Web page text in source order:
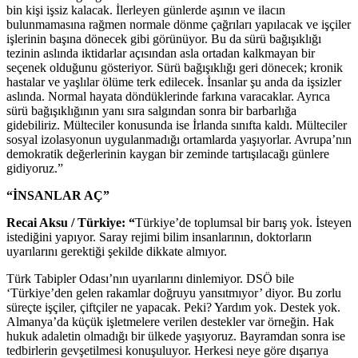
bin kişi işsiz kalacak. İlerleyen günlerde aşının ve ilacın
bulunmamasına rağmen normale dönme çağrıları yapılacak ve işçiler
işlerinin başına dönecek gibi görünüyor. Bu da sürü bağışıklığı
tezinin aslında iktidarlar açısından asla ortadan kalkmayan bir
seçenek olduğunu gösteriyor. Sürü bağışıklığı geri dönecek; kronik
hastalar ve yaşlılar ölüme terk edilecek. İnsanlar şu anda da işsizler
aslında. Normal hayata döndüklerinde farkına varacaklar. Ayrıca
sürü bağışıklığının yanı sıra salgından sonra bir barbarlığa
gidebiliriz. Mülteciler konusunda ise İrlanda sınıfta kaldı. Mülteciler
sosyal izolasyonun uygulanmadığı ortamlarda yaşıyorlar. Avrupa’nın
demokratik değerlerinin kaygan bir zeminde tartışılacağı günlere
gidiyoruz.”
“İNSANLAR AÇ”
Recai Aksu / Türkiye: “Türkiye’de toplumsal bir barış yok. İsteyen
istediğini yapıyor. Saray rejimi bilim insanlarının, doktorların
uyarılarını gerektiği şekilde dikkate almıyor.
Türk Tabipler Odası’nın uyarılarını dinlemiyor. DSÖ bile
‘Türkiye’den gelen rakamlar doğruyu yansıtmıyor’ diyor. Bu zorlu
süreçte işçiler, çiftçiler ne yapacak. Peki? Yardım yok. Destek yok.
Almanya’da küçük işletmelere verilen destekler var örneğin. Hak
hukuk adaletin olmadığı bir ülkede yaşıyoruz. Bayramdan sonra ise
tedbirlerin gevşetilmesi konuşuluyor. Herkesi neye göre dışarıya